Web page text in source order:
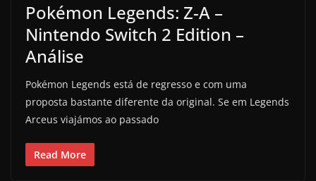
Pokémon Legends: Z-A –
Nintendo Switch 2 Edition –
Análise
Pokémon Legends está de regresso e com uma
proposta bastante diferente da original. Se em Legends
Arceus viajámos ao passado
Read More